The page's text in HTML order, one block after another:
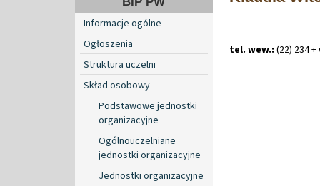
Informacje ogólne
Ogłoszenia
Struktura uczelni
Skład osobowy
Podstawowe jednostki
organizacyjne
Ogólnouczelniane
jednostki organizacyjne
Jednostki organizacyjne
tel. wew.: (22) 234